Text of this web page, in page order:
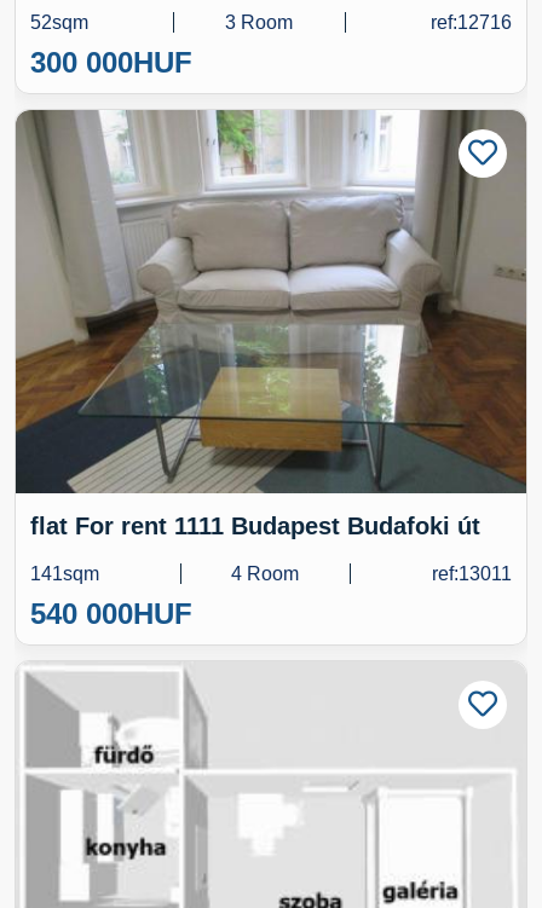
52sqm 3 Room ref:12716
300 000HUF
flat For rent 1111 Budapest Budafoki út
141sqm 4 Room ref:13011
540 000HUF